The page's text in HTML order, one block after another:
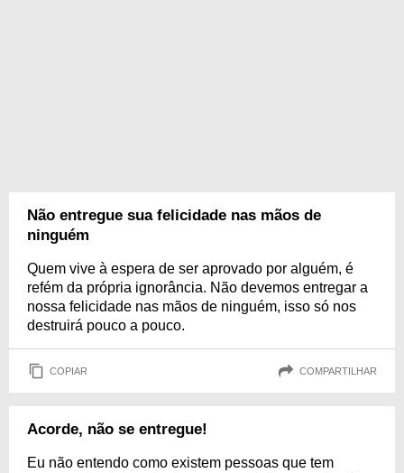
Não entregue sua felicidade nas mãos de
ninguém
Quem vive à espera de ser aprovado por alguém, é
refém da própria ignorância. Não devemos entregar a
nossa felicidade nas mãos de ninguém, isso só nos
destruirá pouco a pouco.
COPIAR COMPARTILHAR
Acorde, não se entregue!
Eu não entendo como existem pessoas que tem